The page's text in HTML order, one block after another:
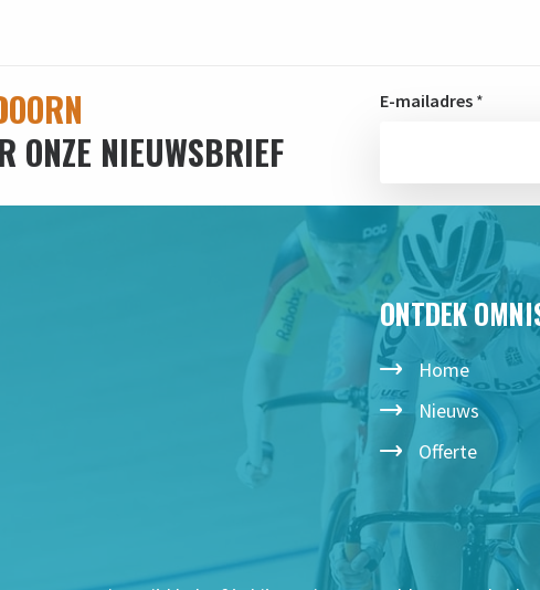
ONZE NIEUWSBRIEF
E-mailadres *
ONTDEK
Home
Nieuws
Offerte